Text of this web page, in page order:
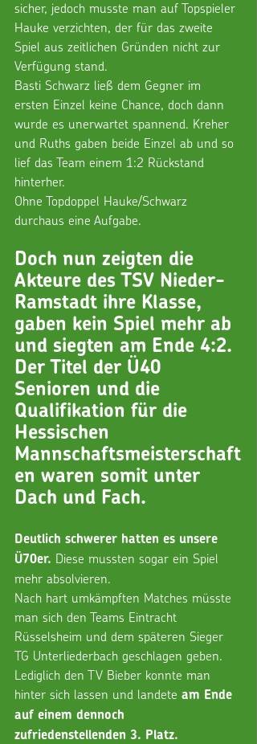
sicher, jedoch musste man auf Topspieler
Hauke verzichten, der für das zweite
Spiel aus zeitlichen Gründen nicht zur
Verfügung stand.
Basti Schwarz ließ dem Gegner im
ersten Einzel keine Chance, doch dann
wurde es unerwartet spannend. Kreher
und Ruths gaben beide Einzel ab und so
lief das Team einem 1:2 Rückstand
hinterher.
Ohne Topdoppel Hauke/Schwarz
durchaus eine Aufgabe.
Doch nun zeigten die
Akteure des TSV Nieder-
Ramstadt ihre Klasse,
gaben kein Spiel mehr ab
und siegten am Ende 4:2.
Der Titel der Ü40
Senioren und die
Qualifikation für die
Hessischen
Mannschaftsmeisterschaft
en waren somit unter
Dach und Fach.
Deutlich schwerer hatten es unsere
Ü70er. Diese mussten sogar ein Spiel
mehr absolvieren.
Nach hart umkämpften Matches müsste
man sich den Teams Eintracht
Rüsselsheim und dem späteren Sieger
TG Unterliederbach geschlagen geben.
Lediglich den TV Bieber konnte man
hinter sich lassen und landete am Ende
auf einem dennoch
zufriedenstellenden 3. Platz.